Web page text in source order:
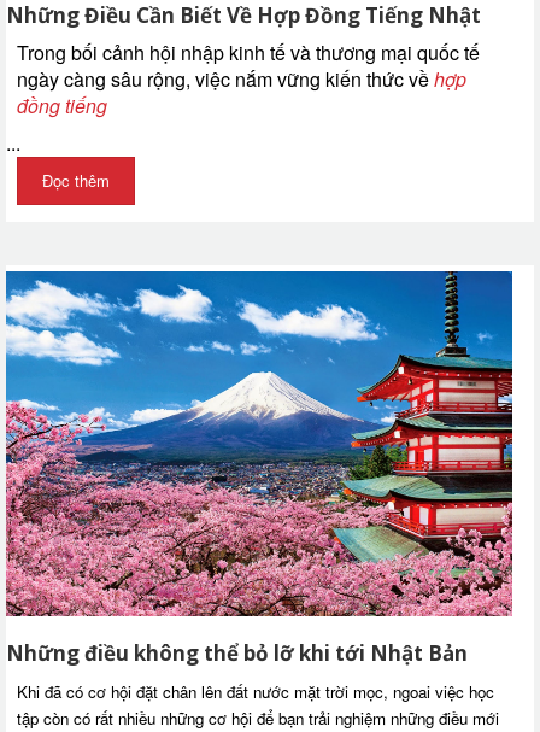
Những Điều Cần Biết Về Hợp Đồng Tiếng Nhật
Trong bối cảnh hội nhập kinh tế và thương mại quốc tế
ngày càng sâu rộng, việc nắm vững kiến thức vềhợp
đồng tiếng
...
Đọc thêm
Những điều không thể bỏ lỡ khi tới Nhật Bản
Khi đã có cơ hội đặt chân lên đất nước mặt trời mọc, ngoai việc học
tập còn có rất nhiều những cơ hội để bạn trải nghiệm những điều mới